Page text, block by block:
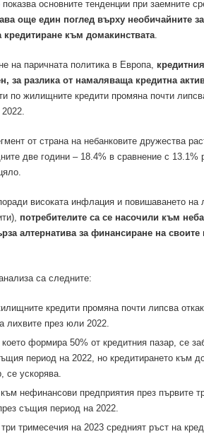
пазар
в
показва основните тенденции при заемните
още един поглед върху необичайните
към домакинствата.
на паричната политика в Европа,
за разлика от намаляваща кредитна
по жилищните кредити промяна почти
от страна на небанковите дружества
две години – 18.4% в сравнение с 13.1%
високата инфлация и повишаването на
потребителите са се насочили към
алтернатива за финансиране на своите
са следните:
кредити промяна почти липсва
лихвите през юли 2022.
формира 50% от кредитния пазар, се
период на 2022, но кредитирането към
се ускорява.
нефинансови предприятия през първите
същия период на 2022.
тримесечия на 2023 средният ръст на